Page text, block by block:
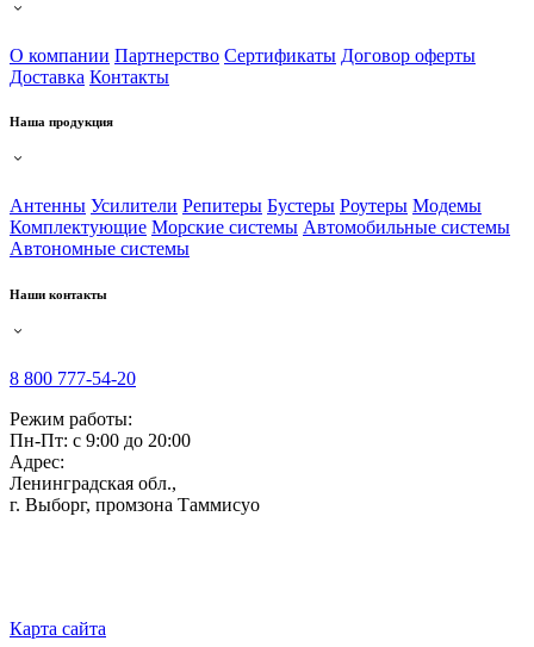
О компании Партнерство Сертификаты Договор оферты
Доставка Контакты
Наша продукция
Антенны Усилители Репитеры Бустеры Роутеры Модемы
Комплектующие Морские системы Автомобильные системы
Автономные системы
Наши контакты
8 800 777-54-20
Режим работы:
Пн-Пт: с 9:00 до 20:00
Адрес:
Ленинградская обл.,
г. Выборг, промзона Таммисуо
Карта сайта